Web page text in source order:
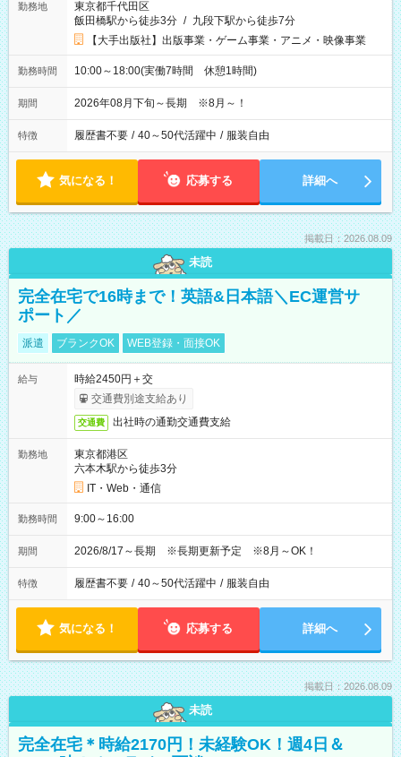
勤務地
東京都千代田区
飯田橋駅から徒歩3分 / 九段下駅から徒歩7分
【大手出版社】出版事業・ゲーム事業・アニメ・映像事業
勤務時間 10:00～18:00(実働7時間 休憩1時間)
期間 2026年08月下旬～長期 ※8月～！
特徴 履歴書不要 / 40～50代活躍中 / 服装自由
気になる！ 応募する 詳細へ
掲載日：2026.08.09
未読
完全在宅で16時まで！英語&日本語＼EC運営サ
ポート／
派遣 ブランクOK WEB登録・面接OK
給与
時給2450円＋交
交通費別途支給あり
交通費 出社時の通勤交通費支給
勤務地
東京都港区
六本木駅から徒歩3分
IT・Web・通信
勤務時間 9:00～16:00
期間 2026/8/17～長期 ※長期更新予定 ※8月～OK！
特徴 履歴書不要 / 40～50代活躍中 / 服装自由
気になる！ 応募する 詳細へ
掲載日：2026.08.09
未読
完全在宅＊時給2170円！未経験OK！週4日＆